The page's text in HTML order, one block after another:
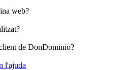
web?
de DonDominio?
l'ajuda